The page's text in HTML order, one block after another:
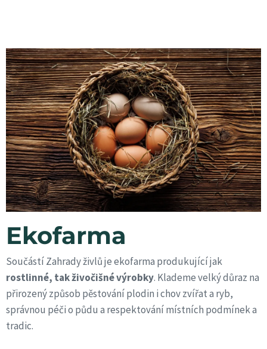
Ekofarma
Součástí Zahrady živlů je ekofarma produkující jak
rostlinné, tak živočišné výrobky. Klademe velký důraz na
přirozený způsob pěstování plodin i chov zvířat a ryb,
správnou péči o půdu a respektování místních podmínek a
tradic.